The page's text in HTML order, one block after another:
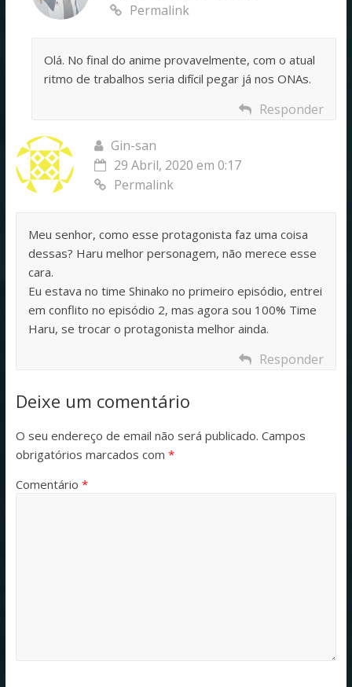
Permalink
Olá. No final do anime provavelmente, com o atual
ritmo de trabalhos seria difícil pegar já nos ONAs.
Responder
Gin-san
29 Abril, 2020 em 0:17
Permalink
Meu senhor, como esse protagonista faz uma coisa
dessas? Haru melhor personagem, não merece esse
cara.
Eu estava no time Shinako no primeiro episódio, entrei
em conflito no episódio 2, mas agora sou 100% Time
Haru, se trocar o protagonista melhor ainda.
Responder
Deixe um comentário
O seu endereço de email não será publicado. Campos
obrigatórios marcados com *
Comentário *